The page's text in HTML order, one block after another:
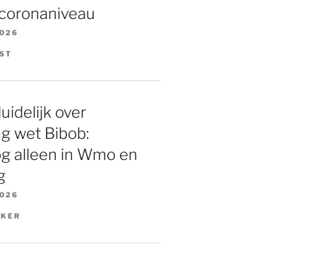
over
wet Bibob:
alleen in Wmo en